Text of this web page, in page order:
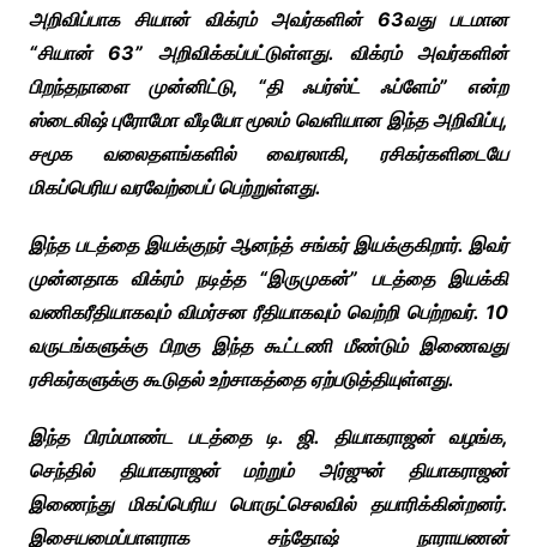
அறிவிப்பாக சியான் விக்ரம் அவர்களின் 63வது படமான
“சியான் 63” அறிவிக்கப்பட்டுள்ளது. விக்ரம் அவர்களின்
பிறந்தநாளை முன்னிட்டு, “தி ஃபர்ஸ்ட் ஃப்ளேம்” என்ற
ஸ்டைலிஷ் புரோமோ வீடியோ மூலம் வெளியான இந்த அறிவிப்பு,
சமூக வலைதளங்களில் வைரலாகி, ரசிகர்களிடையே
மிகப்பெரிய வரவேற்பைப் பெற்றுள்ளது.
இந்த படத்தை இயக்குநர் ஆனந்த் சங்கர் இயக்குகிறார். இவர்
முன்னதாக விக்ரம் நடித்த “இருமுகன்” படத்தை இயக்கி
வணிகரீதியாகவும் விமர்சன ரீதியாகவும் வெற்றி பெற்றவர். 10
வருடங்களுக்கு பிறகு இந்த கூட்டணி மீண்டும் இணைவது
ரசிகர்களுக்கு கூடுதல் உற்சாகத்தை ஏற்படுத்தியுள்ளது.
இந்த பிரம்மாண்ட படத்தை டி. ஜி. தியாகராஜன் வழங்க,
செந்தில் தியாகராஜன் மற்றும் அர்ஜுன் தியாகராஜன்
இணைந்து மிகப்பெரிய பொருட்செலவில் தயாரிக்கின்றனர்.
இசையமைப்பாளராக சந்தோஷ் நாராயணன்